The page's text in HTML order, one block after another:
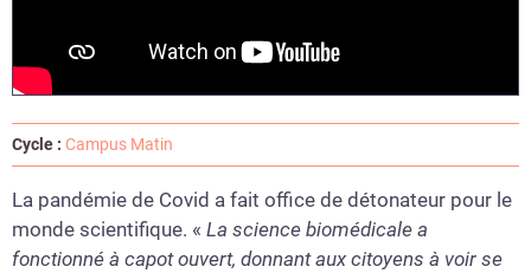
Cycle : Campus Matin
La pandémie de Covid a fait office de détonateur pour le
monde scientifique. « La science biomédicale a
fonctionné à capot ouvert, donnant aux citoyens à voir se